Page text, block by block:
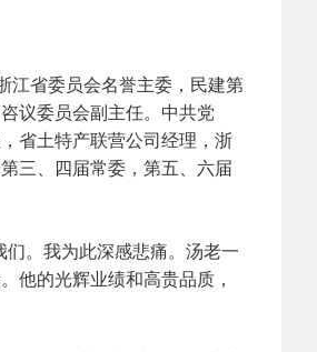
2026-06-18
2025-08-28
江省委员会名誉主委，民建第
议委员会副主任。中共党
省土特产联营公司经理，浙
三、四届常委，第五、六届
。我为此深感悲痛。汤老一
他的光辉业绩和高贵品质，